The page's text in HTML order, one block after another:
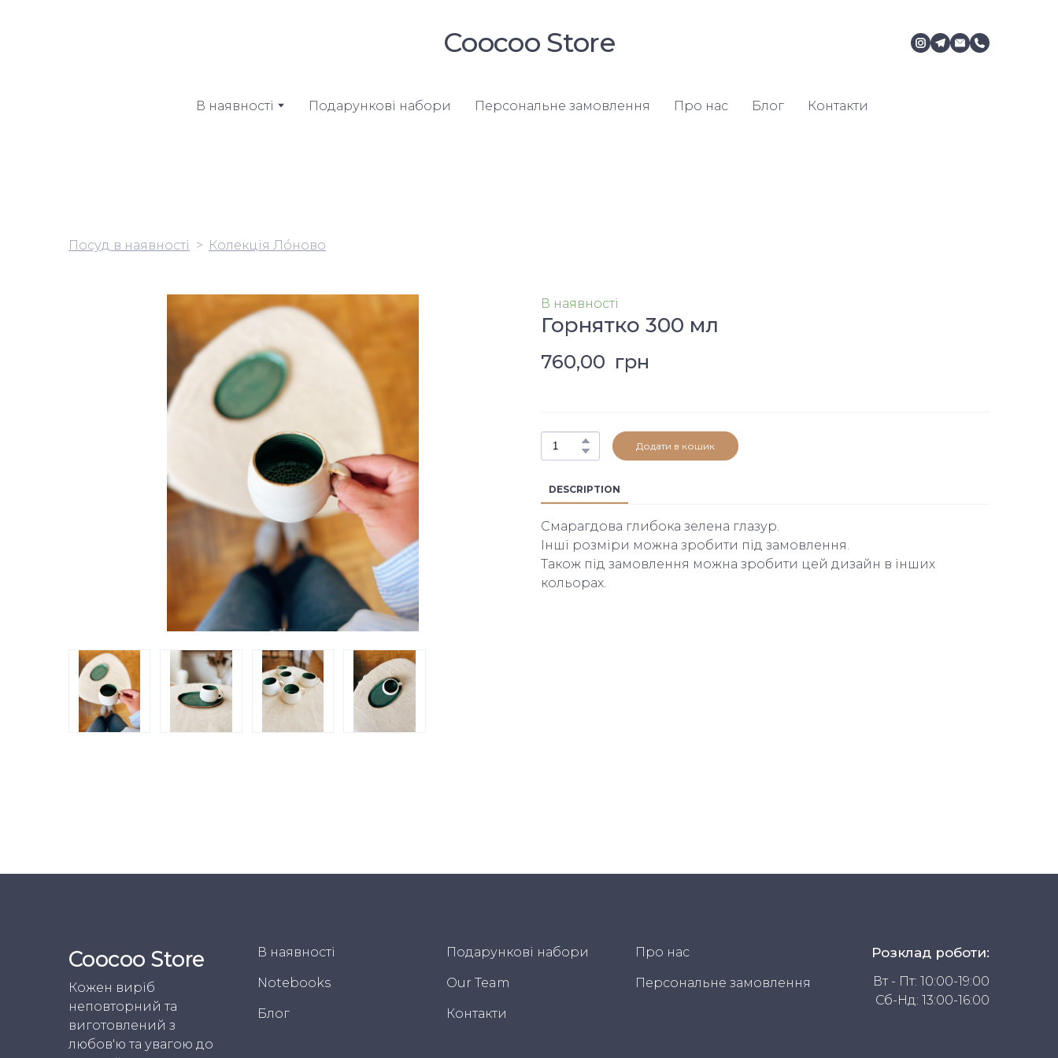
Coocoo Store
В наявності Подарункові набори Персональне замовлення Про нас Блог Контакти
Посуд в наявності Колекція Лóново
В наявності
Горнятко 300 мл
760,00  грн
Додати в кошик
DESCRIPTION
Смарагдова глибока зелена глазур.
Інші розміри можна зробити під замовлення.
Також під замовлення можна зробити цей дизайн в інших
кольорах.
Coocoo Store
Кожен виріб
неповторний та
виготовлений з
любов'ю та увагою до
В наявності
Notebooks
Блог
Подарункові набори
Our Team
Контакти
Про нас
Персональне замовлення
Розклад роботи:
Вт - Пт: 10:00-19:00
Сб-Нд: 13:00-16:00